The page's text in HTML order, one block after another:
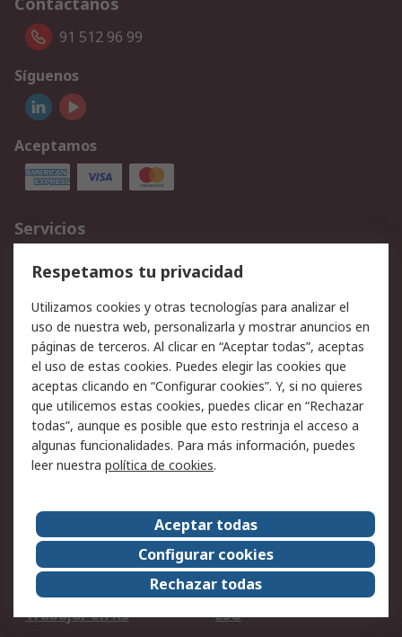
91 512 96 99
Síguenos
Aceptamos
Servicios
Cómo realizar pedidos
Devoluciones
Facturación y pago
Ofertas
Soporte técnico
Legal
Aviso legal
Política de privacidad -
Actualizada
Política sobre cookies
Seguridad de emails
Certificaciones de
Condiciones de venta
Acerca de RS
Acerca de RS
RS Group
RS en el mundo
Sala de prensa
Trabajar en RS
ESG
Respetamos tu privacidad
Utilizamos cookies y otras tecnologías para analizar el
uso de nuestra web, personalizarla y mostrar anuncios en
páginas de terceros. Al clicar en “Aceptar todas”, aceptas
el uso de estas cookies. Puedes elegir las cookies que
aceptas clicando en “Configurar cookies”. Y, si no quieres
que utilicemos estas cookies, puedes clicar en “Rechazar
todas”, aunque es posible que esto restrinja el acceso a
algunas funcionalidades. Para más información, puedes
leer nuestra política de cookies.
Aceptar todas
Configurar cookies
Rechazar todas